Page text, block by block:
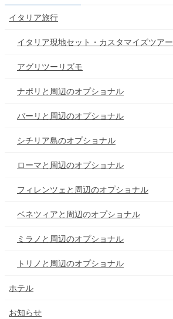
イタリア旅行
イタリア現地セット・カスタマイズツアー
アグリツーリズモ
ナポリと周辺のオプショナル
バーリと周辺のオプショナル
シチリア島のオプショナル
ローマと周辺のオプショナル
フィレンツェと周辺のオプショナル
ベネツィアと周辺のオプショナル
ミラノと周辺のオプショナル
トリノと周辺のオプショナル
ホテル
お知らせ